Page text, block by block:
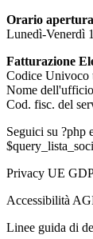
Orario
Lunedì-Venerdì
Fatturazione
Codice
Nome
Cod. fisc. del
Seguici su ?php
Privacy UE
Accessibilità
Linee guida di